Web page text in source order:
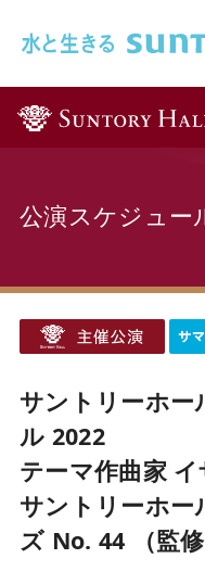
公演スケジュー
サントリーホ
ル 2022
テーマ作曲家
サントリーホー
ズ No. 44 （監修